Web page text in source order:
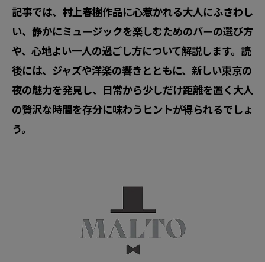
記事では、村上春樹作品に心惹かれる大人にふさわし
い、静かにミュージックを楽しむためのバーの選び方
や、心地よい一人の過ごし方について解説します。読
後には、ジャズや洋楽の響きとともに、新しい東京の
夜の魅力を発見し、日常から少しだけ距離を置く大人
の贅沢な時間を存分に味わうヒントが得られるでしょ
う。